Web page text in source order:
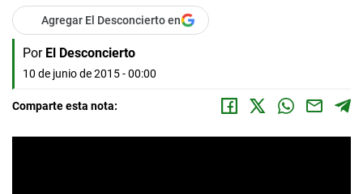
Agregar El Desconcierto en
Por El Desconcierto
10 de junio de 2015 - 00:00
Comparte esta nota: